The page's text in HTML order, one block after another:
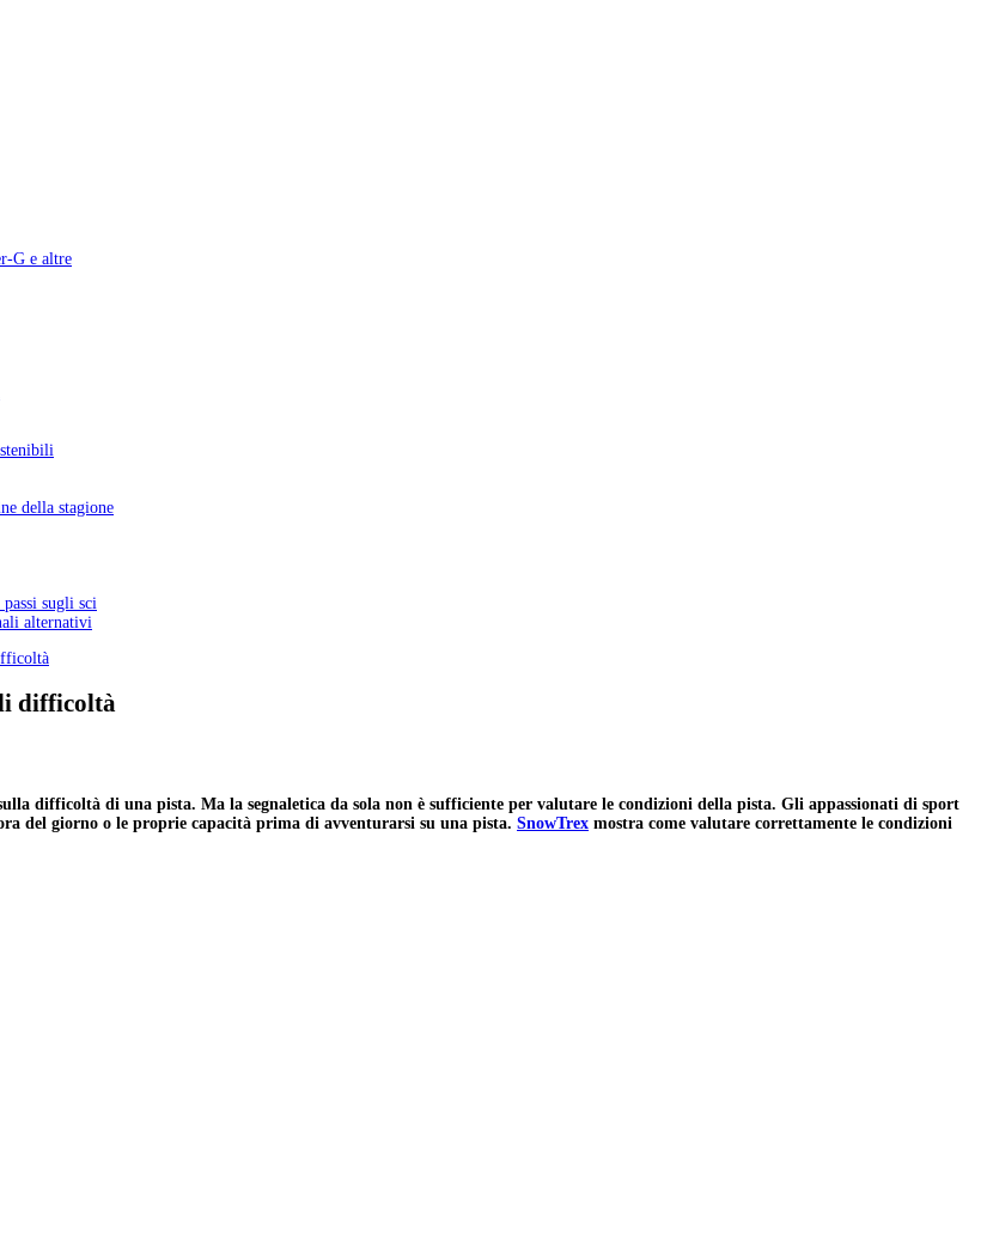
G e altre
della stagione
sugli sci
alternativi
difficoltà
difficoltà di una pista. Ma la segnaletica da sola non è sufficiente per valutare le condizioni della pista. Gli appassionati di sport
del giorno o le proprie capacità prima di avventurarsi su una pista. SnowTrex mostra come valutare correttamente le condizioni